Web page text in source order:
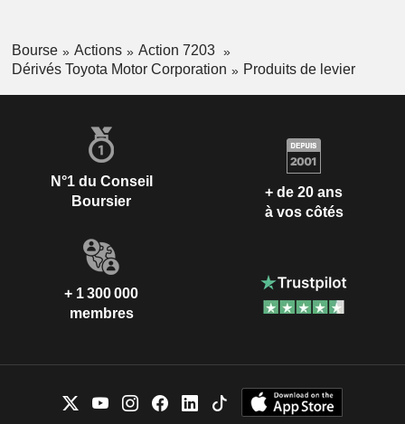
Bourse Actions
Action 7203
Dérivés Toyota Motor Corporation
Produits de levier
N°1 du Conseil
Boursier
+ de 20 ans
à vos côtés
+ 1 300 000
membres